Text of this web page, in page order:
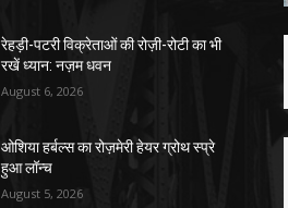
रेहड़ी-पटरी विक्रेताओं की रोज़ी-रोटी का भी
रखें ध्यान: नज़म धवन
August 6, 2026
ओशिया हर्बल्स का रोज़मेरी हेयर ग्रोथ स्प्रे
हुआ लॉन्च
August 5, 2026